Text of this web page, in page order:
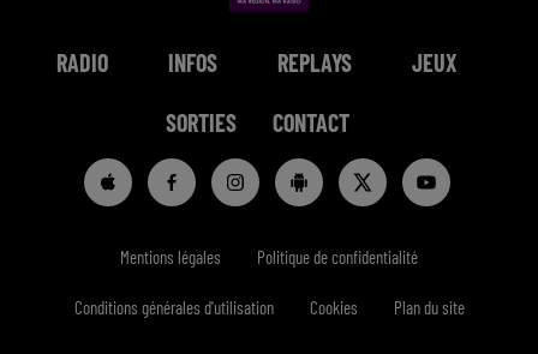
RADIO INFOS REPLAYS JEUX
SORTIES CONTACT
Mentions légales Politique de confidentialité
Conditions générales d'utilisation Cookies Plan du site